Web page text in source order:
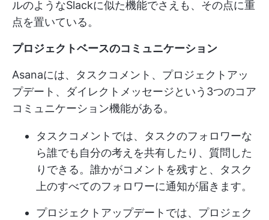
ルのようなSlackに似た機能でさえも、その点に重
点を置いている。
プロジェクトベースのコミュニケーション
Asanaには、タスクコメント、プロジェクトアッ
プデート、ダイレクトメッセージという3つのコア
コミュニケーション機能がある。
タスクコメントでは、タスクのフォロワーな
ら誰でも自分の考えを共有したり、質問した
りできる。誰かがコメントを残すと、タスク
上のすべてのフォロワーに通知が届きます。
プロジェクトアップデートでは、プロジェク